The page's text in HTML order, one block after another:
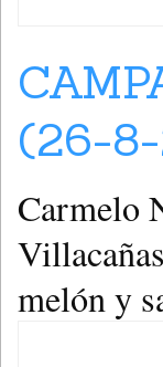
(26-
Carmelo
melón y